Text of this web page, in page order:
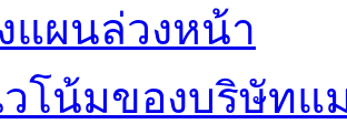
แผนล่วงหน้า
โน้มของบริษัทแ